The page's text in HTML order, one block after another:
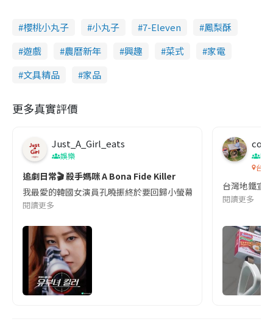
櫻桃小丸子 小丸子 7-Eleven
鳳梨酥
遊戲
農曆新年 興趣 菜式
家電
文具精品
家品
更多真實評價
Just_A_Girl_eats
娛樂
追劇日常🎬 殺手媽咪 A Bona Fide Killer
我最愛的韓國女演員孔曉振終於要回歸小螢幕啦!這次的劇本改編
閱讀更多
co
吹
台灣
台灣地鐵宣
閱讀更多